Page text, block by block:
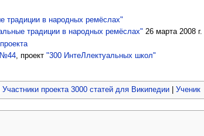
традиции в народных ремёслах"
традиции в народных ремёслах" 26 марта 2008 г.
№44, проект "300 ИнтеЛлектуальных школ"
Участники проекта 3000 статей для Википедии| Ученик